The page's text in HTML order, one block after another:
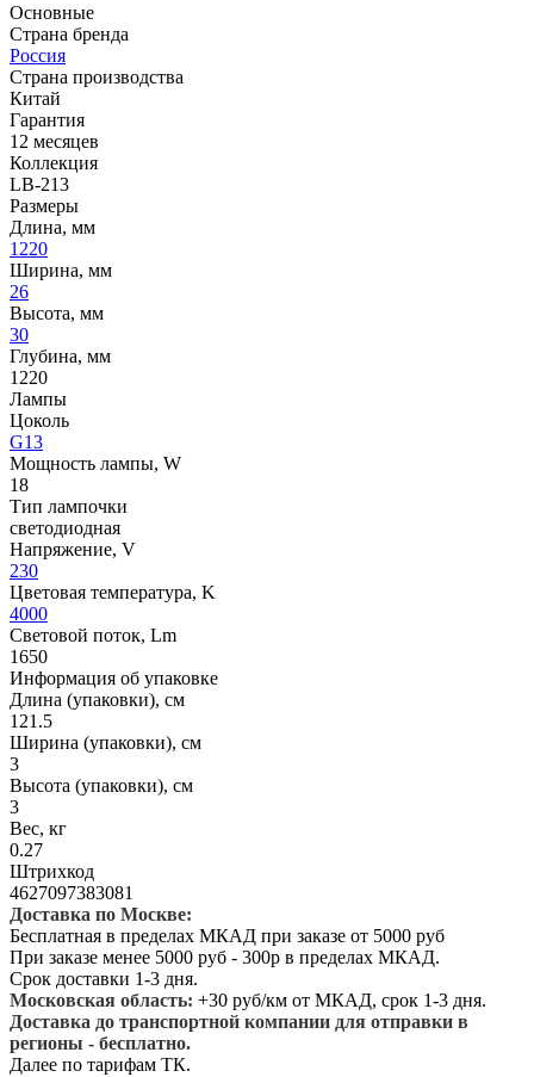
Основные
Страна бренда
Россия
Страна производства
Китай
Гарантия
12 месяцев
Коллекция
LB-213
Размеры
Длина, мм
1220
Ширина, мм
26
Высота, мм
30
Глубина, мм
1220
Лампы
Цоколь
G13
Мощность лампы, W
18
Тип лампочки
светодиодная
Напряжение, V
230
Цветовая температура, K
4000
Световой поток, Lm
1650
Информация об упаковке
Длина (упаковки), см
121.5
Ширина (упаковки), см
3
Высота (упаковки), см
3
Вес, кг
0.27
Штрихкод
4627097383081
Доставка по Москве:
Бесплатная в пределах МКАД при заказе от 5000 руб
При заказе менее 5000 руб - 300р в пределах МКАД.
Срок доставки 1-3 дня.
Московская область: +30 руб/км от МКАД, срок 1-3 дня.
Доставка до транспортной компании для отправки в
регионы - бесплатно.
Далее по тарифам ТК.